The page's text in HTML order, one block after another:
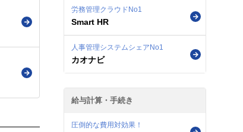
労務管理クラウドNo1
Smart HR
人事管理システムシェアNo1
カオナビ
給与計算・手続き
圧倒的な費用対効果！